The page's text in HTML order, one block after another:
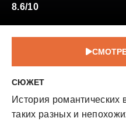
8.6/10
3 4 5
СЮЖЕТ
История романтических
таких разных и